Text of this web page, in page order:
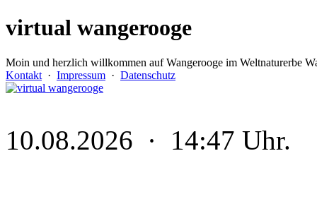
virtual wangerooge
Moin und herzlich willkommen auf Wangerooge im Weltnaturerbe
Kontakt · Impressum · Datenschutz
10.08.2026 · 14:47 Uhr.